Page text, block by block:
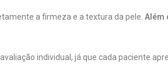
a firmeza e a textura da pele. Além
individual, já que cada paciente